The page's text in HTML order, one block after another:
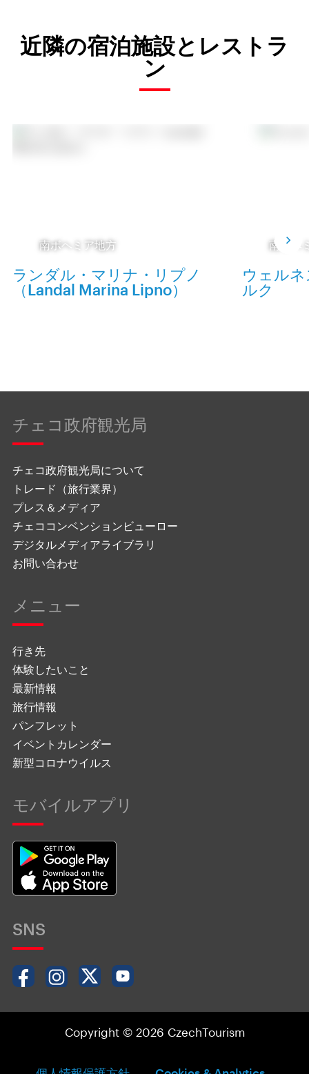
近隣の宿泊施設とレストラ
ン
南ボヘミア地方
ランダル・マリナ・リプノ
（Landal Marina Lipno）
南ボヘ
ウェル
ルク
チェコ政府観光局
チェコ政府観光局について
トレード（旅行業界）
プレス＆メディア
チェココンベンションビューロー
デジタルメディアライブラリ
お問い合わせ
メニュー
行き先
体験したいこと
最新情報
旅行情報
パンフレット
イベントカレンダー
新型コロナウイルス
モバイルアプリ
SNS
Copyright © 2026 CzechTourism